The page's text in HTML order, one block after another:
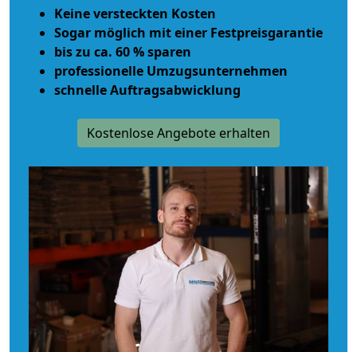
Keine versteckten Kosten
Sogar möglich mit einer Festpreisgarantie
bis zu ca. 60 % sparen
professionelle Umzugsunternehmen
schnelle Auftragsabwicklung
Kostenlose Angebote erhalten